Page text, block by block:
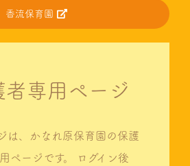
香流保育園
者専用ページ
は、かなれ原保育園の保護
ページです。
ログイン後